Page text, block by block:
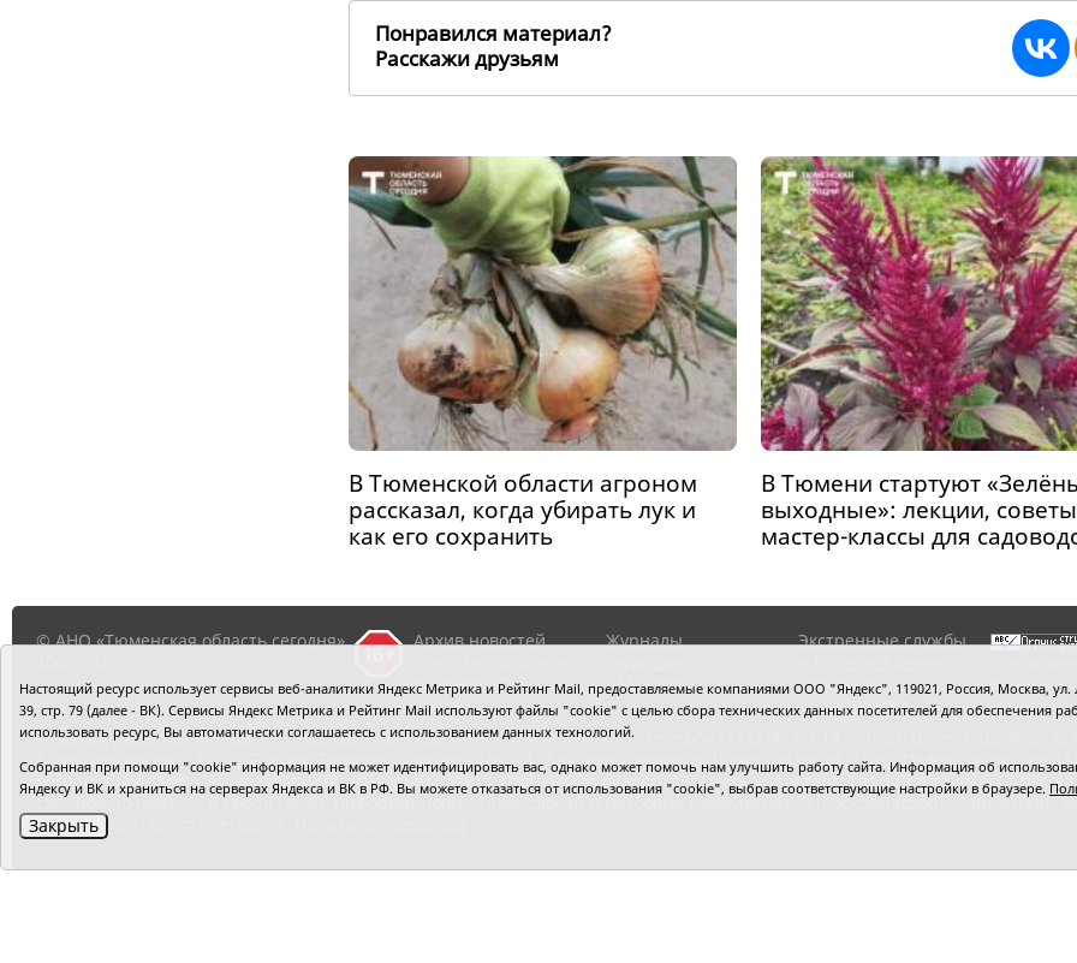
Понравился материал?
Расскажи друзьям
В Тюменской области агроном
рассказал, когда убирать лук и
как его сохранить
В Тюмени стартуют
выходные»: лекции,
мастер-классы для
© АНО «Тюменская область сегодня»,
Архив новостей
районов ТО
Журналы
RSS поток
Экстренные службы
Сведения об
организации
выделите
нажмите
Главный редактор Рябков А.В. Редакция: 625002, Тюмень, Осипенко, 81,
Адрес для писем: 625000, Россия, Тюмень, Почтамт, а/я 371. Для пресс-релизов: tumentoday@obl72.ru. Отдел писем: тел.
Регистрация СМИ: Сетевое издание «Интернет-газета «Тюменская область сегодня», свидетельство о регистрации СМИ
службой по надзору в сфере связи, информационных технологий и массовых коммуникаций (Роскомнадзор). Учредитель:
«Тюменская область сегодня».
Настоящий ресурс использует сервисы веб-аналитики Яндекс Метрика и Рейтинг Mail, предоставляемые компаниями ООО "Яндекс", 119021, Россия, Москва,
39, стр. 79 (далее - ВК). Сервисы Яндекс Метрика и Рейтинг Mail используют файлы "cookie" с целью сбора технических данных посетителей для обеспечения
использовать ресурс, Вы автоматически соглашаетесь с использованием данных технологий.
Собранная при помощи "cookie" информация не может идентифицировать вас, однако может помочь нам улучшить работу сайта. Информация об
Яндексу и ВК и храниться на серверах Яндекса и ВК в РФ. Вы можете отказаться от использования "cookie", выбрав соответствующие настройки в браузере.
Закрыть